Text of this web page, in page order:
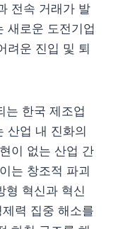
전속 거래가 발
새로운 도전기업
려운 진입 및 퇴
는 한국 제조업
산업 내 진화의
이 없는 산업 간
는 창조적 파괴
형 혁신과 혁신
력 집중 해소를